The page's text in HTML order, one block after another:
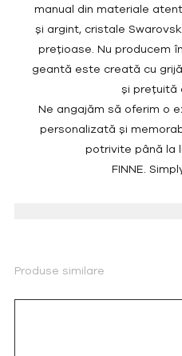
manual din materiale
și argint, cristale
prețioase. Nu producem
geantă este creată cu
și prețuită
Ne angajăm să oferim o
personalizată și
potrivite până la
FINNE.
Produse similare